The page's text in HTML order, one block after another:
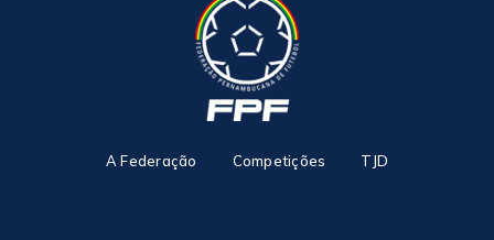
A Federação Competições TJD